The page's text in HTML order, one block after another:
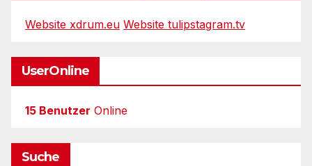
Website xdrum.eu Website tulipstagram.tv
UserOnline
15 Benutzer Online
Suche